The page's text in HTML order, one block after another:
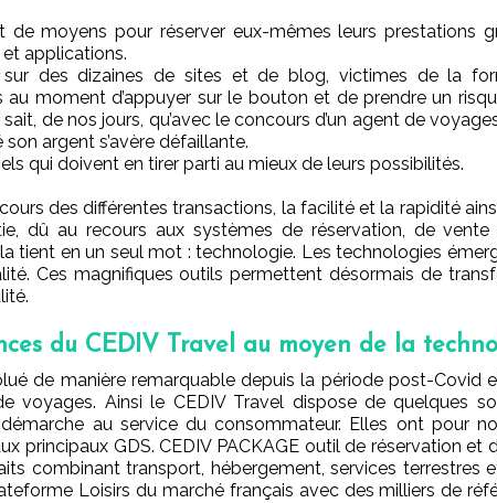
de moyens pour réserver eux-mêmes leurs prestations
applications.
sur des dizaines de sites et de blog, victimes de la
moment d’appuyer sur le bouton et de prendre un
de nos jours, qu’avec le concours d’un agent de
son argent s’avère défaillante.
qui doivent en tirer parti au mieux de leurs possibilités.
des différentes transactions, la facilité et la rapidité
dû au recours aux systèmes de réservation, de vente
tient en un seul mot : technologie. Les technologies
Ces magnifiques outils permettent désormais de
du CEDIV Travel au moyen de la
de manière remarquable depuis la période post-Covid
voyages. Ainsi le CEDIV Travel dispose de quelques
au service du consommateur. Elles ont pour
principaux GDS. CEDIV PACKAGE outil de réservation et
combinant transport, hébergement, services terrestres
Loisirs du marché français avec des milliers de